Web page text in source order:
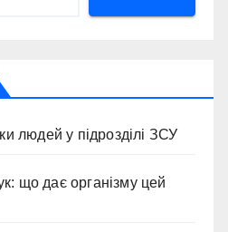
людей у підрозділі ЗСУ
що дає організму цей